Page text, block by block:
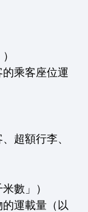
乘客座位運
超額行李、
數」）
運載量（以